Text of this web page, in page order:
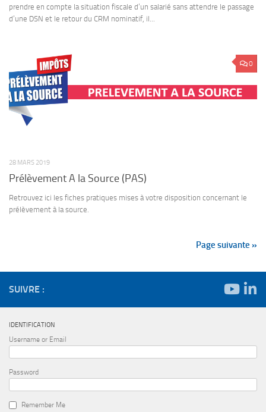
prendre en compte la situation fiscale d’un salarié sans attendre le passage
d’une DSN et le retour du CRM nominatif, il...
0
28 MARS 2019
Prélèvement A la Source (PAS)
Retrouvez ici les fiches pratiques mises à votre disposition concernant le
prélèvement à la source.
Page suivante »
SUIVRE :
IDENTIFICATION
Username or Email
Password
Remember Me